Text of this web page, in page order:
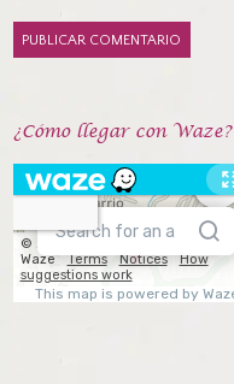
¿Cómo llegar con Waze?